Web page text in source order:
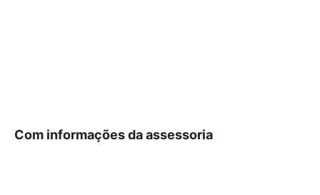
Com informações da assessoria